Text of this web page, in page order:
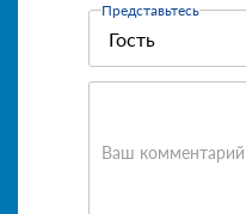
Представьтесь
Ваш комментарий